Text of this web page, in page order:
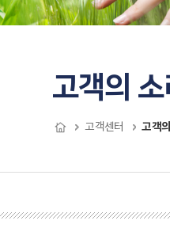
고객의 소
고객센터 고객